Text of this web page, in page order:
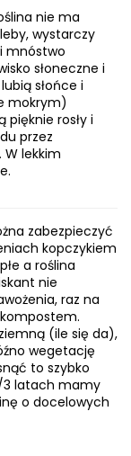
nie ma
wystarczy
mnóstwo
słoneczne i
słońce i
mokrym)
pięknie rosły i
przez
W lekkim
zabezpieczyć
kopczykiem
a roślina
nie
raz na
(ile się da),
wegetację
to szybko
3 latach mamy
o docelowych